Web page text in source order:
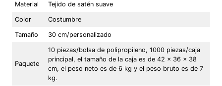
Material Tejido de satén suave
Color Costumbre
Tamaño 30 cm/personalizado
Paquete
10 piezas/bolsa de polipropileno, 1000 piezas/caja
principal, el tamaño de la caja es de 42 x 36 x 38
cm, el peso neto es de 6 kg y el peso bruto es de 7
kg.